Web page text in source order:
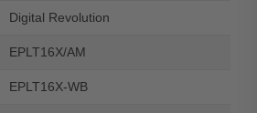
Digital Revolution
EPLT16X/AM
EPLT16X-WB